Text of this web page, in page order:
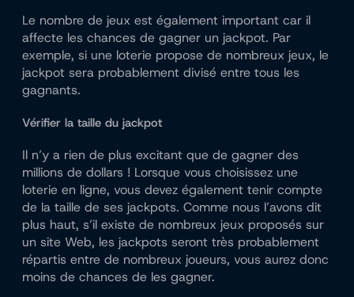
Le nombre de jeux est également important car il
affecte les chances de gagner un jackpot. Par
exemple, si une loterie propose de nombreux jeux, le
jackpot sera probablement divisé entre tous les
gagnants.
Vérifier la taille du jackpot
Il n’y a rien de plus excitant que de gagner des
millions de dollars ! Lorsque vous choisissez une
loterie en ligne, vous devez également tenir compte
de la taille de ses jackpots. Comme nous l’avons dit
plus haut, s’il existe de nombreux jeux proposés sur
un site Web, les jackpots seront très probablement
répartis entre de nombreux joueurs, vous aurez donc
moins de chances de les gagner.